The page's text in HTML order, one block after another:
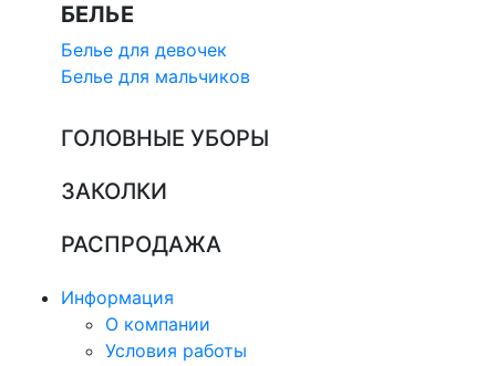
БЕЛЬЕ
Белье для девочек
Белье для мальчиков
ГОЛОВНЫЕ УБОРЫ
ЗАКОЛКИ
РАСПРОДАЖА
Информация
О компании
Условия работы